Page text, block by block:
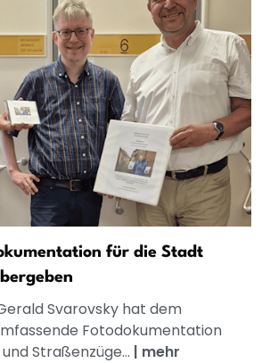
für die Stadt
Svarovsky hat dem
Fotodokumentation
Straßenzüge... | mehr